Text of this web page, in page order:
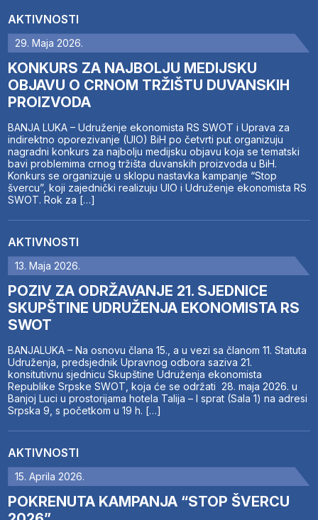
AKTIVNOSTI
29. Maja 2026.
KONKURS ZA NAJBOLJU MEDIJSKU
OBJAVU O CRNOM TRŽIŠTU DUVANSKIH
PROIZVODA
BANJA LUKA – Udruženje ekonomista RS SWOT i Uprava za
indirektno oporezivanje (UIO) BiH po četvrti put organizuju
nagradni konkurs za najbolju medijsku objavu koja se tematski
bavi problemima crnog tržišta duvanskih proizvoda u BiH.
Konkurs se organizuje u sklopu nastavka kampanje “Stop
švercu”, koji zajednički realizuju UIO i Udruženje ekonomista RS
SWOT. Rok za […]
AKTIVNOSTI
13. Maja 2026.
POZIV ZA ODRŽAVANJE 21. SJEDNICE
SKUPŠTINE UDRUŽENJA EKONOMISTA RS
SWOT
BANJALUKA – Na osnovu člana 15., a u vezi sa članom 11. Statuta
Udruženja, predsjednik Upravnog odbora saziva 21.
konsitutivnu sjednicu Skupštine Udruženja ekonomista
Republike Srpske SWOT, koja će se održati 28. maja 2026. u
Banjoj Luci u prostorijama hotela Talija – I sprat (Sala 1) na adresi
Srpska 9, s početkom u 19 h. […]
AKTIVNOSTI
15. Aprila 2026.
POKRENUTA KAMPANJA “STOP ŠVERCU